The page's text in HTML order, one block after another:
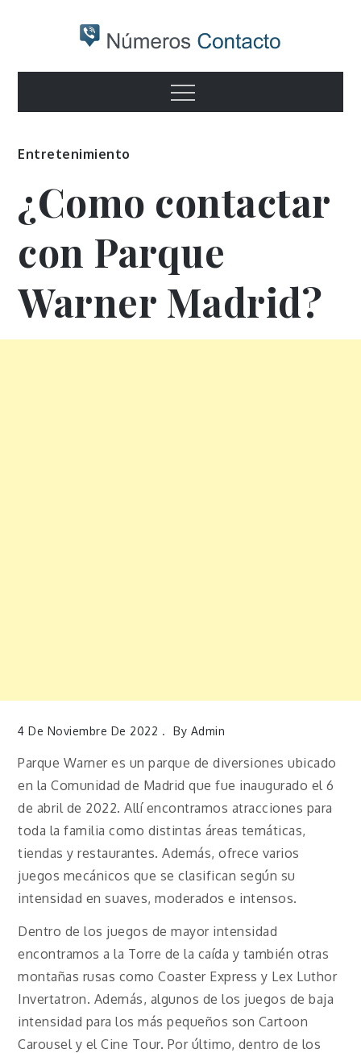
Numeros
contacto
Otro sitio realizado con WordPress
Menu
Entretenimiento
¿Como contactar
con Parque
Warner Madrid?
4 De Noviembre De 2022 By Admin
Parque Warner es un parque de diversiones ubicado
en la Comunidad de Madrid que fue inaugurado el 6
de abril de 2022. Allí encontramos atracciones para
toda la familia como distintas áreas temáticas,
tiendas y restaurantes. Además, ofrece varios
juegos mecánicos que se clasifican según su
intensidad en suaves, moderados e intensos.
Dentro de los juegos de mayor intensidad
encontramos a la Torre de la caída y también otras
montañas rusas como Coaster Express y Lex Luthor
Invertatron. Además, algunos de los juegos de baja
intensidad para los más pequeños son Cartoon
Carousel y el Cine Tour. Por último, dentro de los